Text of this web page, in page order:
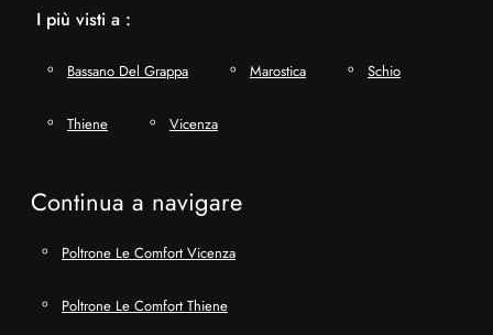
I più visti a :
Bassano Del Grappa Marostica Schio
Thiene Vicenza
Continua a navigare
Poltrone Le Comfort Vicenza
Poltrone Le Comfort Thiene